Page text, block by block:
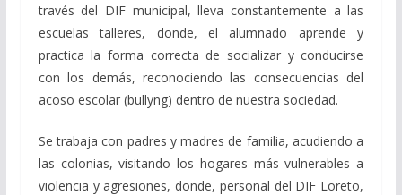
través del DIF municipal, lleva constantemente a las
escuelas talleres, donde, el alumnado aprende y
practica la forma correcta de socializar y conducirse
con los demás, reconociendo las consecuencias del
acoso escolar (bullyng) dentro de nuestra sociedad.
Se trabaja con padres y madres de familia, acudiendo a
las colonias, visitando los hogares más vulnerables a
violencia y agresiones, donde, personal del DIF Loreto,